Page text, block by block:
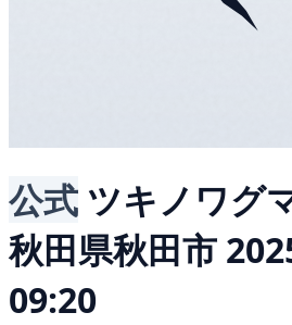
公式 ツキノワグ
秋田県秋田市
09:20